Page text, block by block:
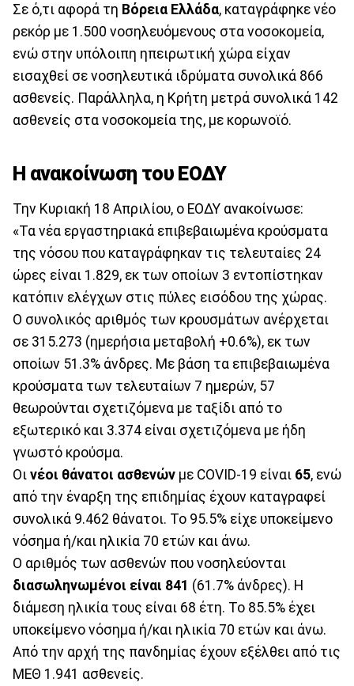
Σε ό,τι αφορά τη Βόρεια Ελλάδα, καταγράφηκε νέο
ρεκόρ με 1.500 νοσηλευόμενους στα νοσοκομεία,
ενώ στην υπόλοιπη ηπειρωτική χώρα είχαν
εισαχθεί σε νοσηλευτικά ιδρύματα συνολικά 866
ασθενείς. Παράλληλα, η Κρήτη μετρά συνολικά 142
ασθενείς στα νοσοκομεία της, με κορωνοϊό.
Η ανακοίνωση του ΕΟΔΥ
Την Κυριακή 18 Απριλίου, ο ΕΟΔΥ ανακοίνωσε:
«Τα νέα εργαστηριακά επιβεβαιωμένα κρούσματα
της νόσου που καταγράφηκαν τις τελευταίες 24
ώρες είναι 1.829, εκ των οποίων 3 εντοπίστηκαν
κατόπιν ελέγχων στις πύλες εισόδου της χώρας.
Ο συνολικός αριθμός των κρουσμάτων ανέρχεται
σε 315.273 (ημερήσια μεταβολή +0.6%), εκ των
οποίων 51.3% άνδρες. Με βάση τα επιβεβαιωμένα
κρούσματα των τελευταίων 7 ημερών, 57
θεωρούνται σχετιζόμενα με ταξίδι από το
εξωτερικό και 3.374 είναι σχετιζόμενα με ήδη
γνωστό κρούσμα.
Οι νέοι θάνατοι ασθενών με COVID-19 είναι 65, ενώ
από την έναρξη της επιδημίας έχουν καταγραφεί
συνολικά 9.462 θάνατοι. Το 95.5% είχε υποκείμενο
νόσημα ή/και ηλικία 70 ετών και άνω.
Ο αριθμός των ασθενών που νοσηλεύονται
διασωληνωμένοι είναι 841 (61.7% άνδρες). Η
διάμεση ηλικία τους είναι 68 έτη. To 85.5% έχει
υποκείμενο νόσημα ή/και ηλικία 70 ετών και άνω.
Από την αρχή της πανδημίας έχουν εξέλθει από τις
ΜΕΘ 1.941 ασθενείς.